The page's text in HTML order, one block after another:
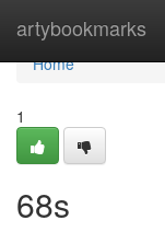
artybookmarks
Home
Home
1
68s